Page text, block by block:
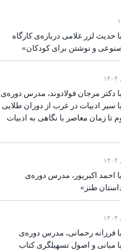
حدیث لزر غلامی درباره‌ی کارگاه
و نوشتن برای کودکان»
دکتر مرجان فولادوند، مدرس دوره‌ی
سیر ادبیات در غرب از دوران طلایی
تا زمان معاصر با نگاهی به ادبیات
احمد اکبرپور، مدرس دوره‌ی
طنز»
فرزانه رحمانی، مدرس دوره‌ی
مبانی و اصول تسهیلگری کتاب